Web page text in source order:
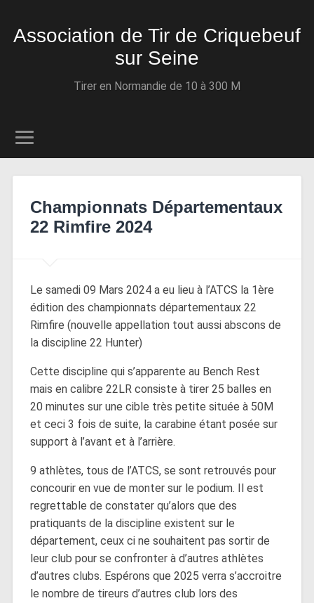
Association de Tir de Criquebeuf
sur Seine
Tirer en Normandie de 10 à 300 M
Championnats Départementaux
22 Rimfire 2024
Le samedi 09 Mars 2024 a eu lieu à l’ATCS la 1ère
édition des championnats départementaux 22
Rimfire (nouvelle appellation tout aussi abscons de
la discipline 22 Hunter)
Cette discipline qui s’apparente au Bench Rest
mais en calibre 22LR consiste à tirer 25 balles en
20 minutes sur une cible très petite située à 50M
et ceci 3 fois de suite, la carabine étant posée sur
support à l’avant et à l’arrière.
9 athlètes, tous de l’ATCS, se sont retrouvés pour
concourir en vue de monter sur le podium. Il est
regrettable de constater qu’alors que des
pratiquants de la discipline existent sur le
département, ceux ci ne souhaitent pas sortir de
leur club pour se confronter à d’autres athlètes
d’autres clubs. Espérons que 2025 verra s’accroitre
le nombre de tireurs d’autres club lors des